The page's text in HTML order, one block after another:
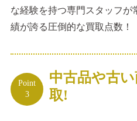
な経験を持つ専門スタッフが
績が誇る圧倒的な買取点数！
Point
3
中古品や古
取!